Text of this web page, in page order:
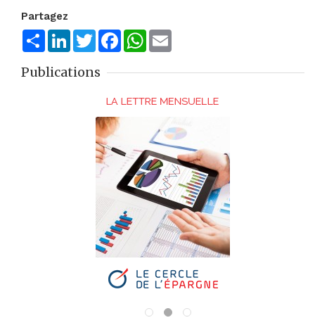
Partagez
ShareLinkedInTwitterFacebookWhatsApp
Publications